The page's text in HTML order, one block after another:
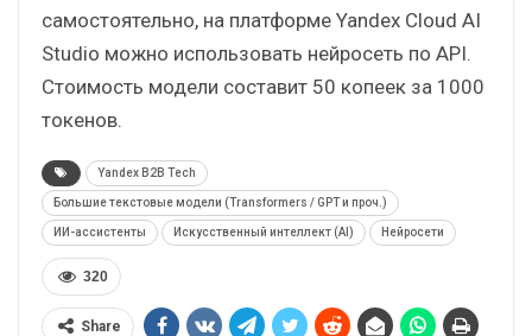
самостоятельно, на платформе Yandex Cloud AI
Studio можно использовать нейросеть по API.
Стоимость модели составит 50 копеек за 1000
токенов.
Yandex B2B Tech
Большие текстовые модели (Transformers / GPT и проч.)
ИИ-ассистенты Искусственный интеллект (AI) Нейросети
320
Share